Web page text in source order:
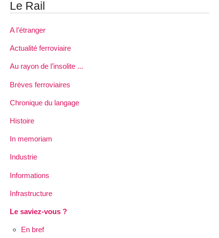
Le Rail
A l’étranger
Actualité ferroviaire
Au rayon de l’insolite ...
Brèves ferroviaires
Chronique du langage
Histoire
In memoriam
Industrie
Informations
Infrastructure
Le saviez-vous ?
En bref